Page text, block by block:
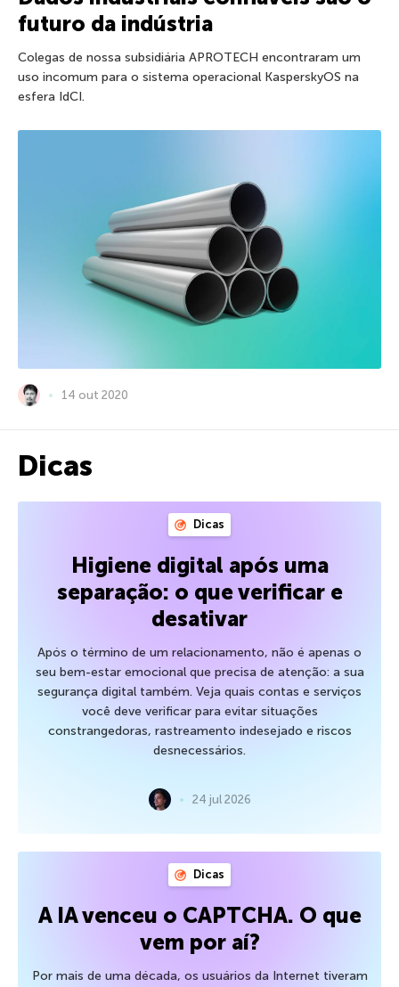
futuro da indústria
Colegas de nossa subsidiária APROTECH encontraram um
uso incomum para o sistema operacional KasperskyOS na
esfera IdCI.
14 out 2020
Dicas
Dicas
Higiene digital após uma
separação: o que verificar e
desativar
Após o término de um relacionamento, não é apenas o
seu bem-estar emocional que precisa de atenção: a sua
segurança digital também. Veja quais contas e serviços
você deve verificar para evitar situações
constrangedoras, rastreamento indesejado e riscos
desnecessários.
24 jul 2026
Dicas
A IA venceu o CAPTCHA. O que
vem por aí?
Por mais de uma década, os usuários da Internet tiveram